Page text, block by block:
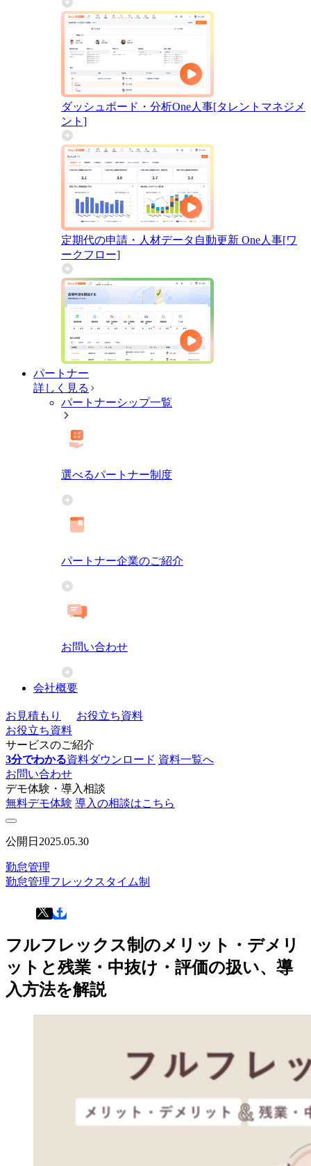
ダッシュボード・分析One人事[タレントマネジメ
ント]
定期代の申請・人材データ自動更新 One人事[ワ
ークフロー]
パートナー
詳しく見る
パートナーシップ一覧
選べるパートナー制度
パートナー企業のご紹介
お問い合わせ
会社概要
お見積もり
お役立ち資料
お役立ち資料
サービスのご紹介
3分でわかる資料ダウンロード 資料一覧へ
お問い合わせ
デモ体験・導入相談
無料デモ体験 導入の相談はこちら
公開日 2025.05.30
勤怠管理
勤怠管理フレックスタイム制
フルフレックス制のメリット・デメリ
ットと残業・中抜け・評価の扱い、導
入方法を解説